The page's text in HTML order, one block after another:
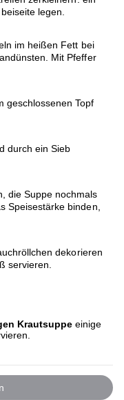
legen.
im heißen Fett bei
Mit Pfeffer
geschlossenen Topf
durch ein Sieb
die Suppe nochmals
Speisestärke binden,
dekorieren
servieren.
Krautsuppe einige